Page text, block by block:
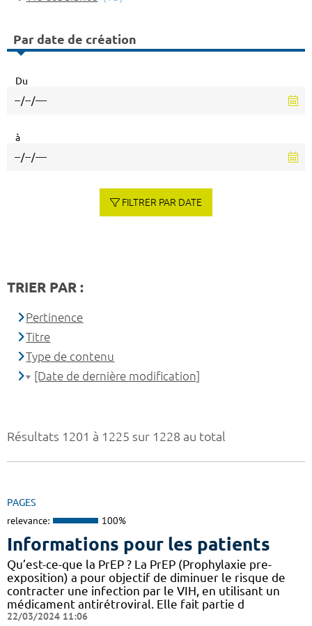
Résultats 1201 à 1225 sur 1228 au total
PAGES
relevance: 100%
Informations pour les patients
Qu’est-ce-que la PrEP ? La PrEP (Prophylaxie pre-
exposition) a pour objectif de diminuer le risque de
contracter une infection par le VIH, en utilisant un
médicament antirétroviral. Elle fait partie d
22/03/2024 11:06
Par date de création
Du
à
FILTRER PAR DATE
TRIER PAR :
Pertinence
Titre
Type de contenu
[Date de dernière modification]